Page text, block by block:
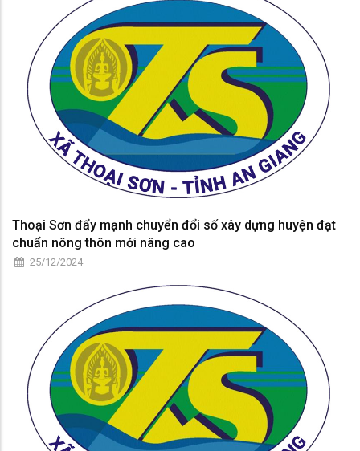
Thoại Sơn đẩy mạnh chuyển đổi số xây dựng huyện đạt
chuẩn nông thôn mới nâng cao
25/12/2024